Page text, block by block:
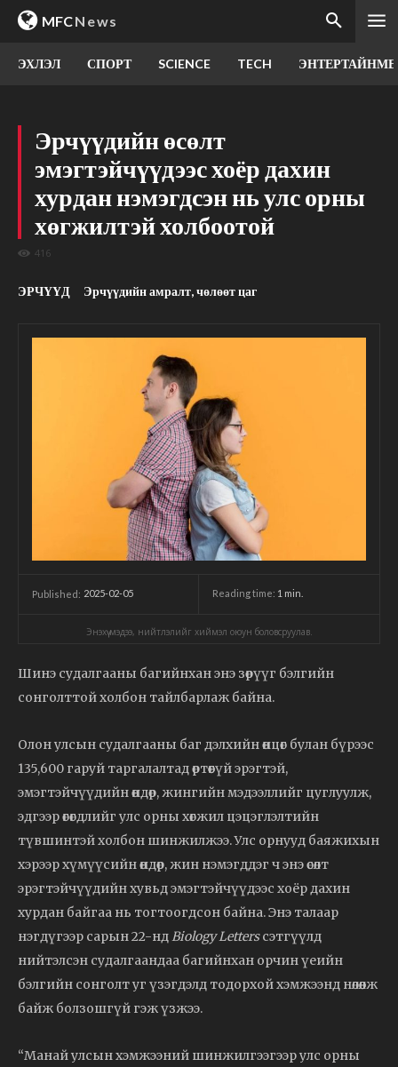
MFCNews
ЭХЛЭЛ СПОРТ SCIENCE TECH
Эрчүүдийн өсөлт
эмэгтэйчүүдээс хоёр дахин
хурдан нэмэгдсэн нь улс орны
хөгжилтэй холбоотой
416
ЭРЧҮҮД Эрчүүдийн амралт, чөлөөт цаг
Published: 2025-02-05 Reading time: 1 min.
Энэхүү мэдээ, нийтлэлийг хиймэл оюун боловсруулав.
Шинэ судалгааны багийнхан энэ зөрүүг бэлгийн
сонголттой холбон тайлбарлаж байна.
Олон улсын судалгааны баг дэлхийн өнцөг булан бүрээс
135,600 гаруй таргалалтад өртөөгүй эрэгтэй,
эмэгтэйчүүдийн өндөр, жингийн мэдээллийг цуглуулж,
эдгээр өгөгдлийг улс орны хөгжил цэцэглэлтийн
түвшинтэй холбон шинжилжээ. Улс орнууд баяжихын
хэрээр хүмүүсийн өндөр, жин нэмэгддэг ч энэ өсөлт
эрэгтэйчүүдийн хувьд эмэгтэйчүүдээс хоёр дахин
хурдан байгаа нь тогтоогдсон байна. Энэ талаар
нэгдүгээр сарын 22-ндBiology Lettersсэтгүүлд
нийтэлсэн судалгаандаа багийнхан орчин үеийн
бэлгийн сонголт уг үзэгдэлд тодорхой хэмжээнд нөлөөлж
байж болзошгүй гэж үзжээ.
“Манай улсын хэмжээний шинжилгээгээр улс орны